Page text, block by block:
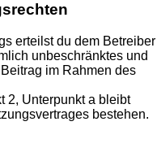
erteilst du dem Betreiber
unbeschränktes und
im Rahmen des
2, Unterpunkt a bleibt
bestehen.